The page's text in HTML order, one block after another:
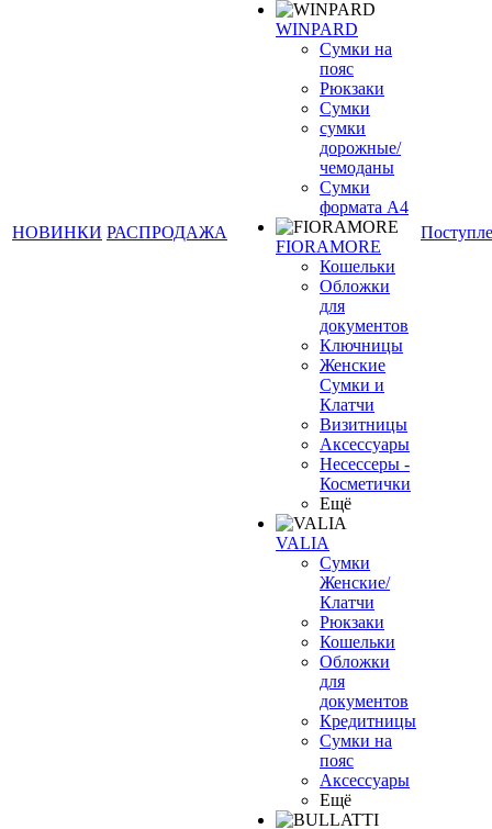
НОВИНКИ РАСПРОДАЖА
WINPARD
Сумки на
пояс
Рюкзаки
Сумки
сумки
дорожные/
чемоданы
Сумки
формата А4
FIORAMORE
Кошельки
Обложки
для
документов
Ключницы
Женские
Сумки и
Клатчи
Визитницы
Аксессуары
Несессеры -
Косметички
Ещё
VALIA
Сумки
Женские/
Клатчи
Рюкзаки
Кошельки
Обложки
для
документов
Кредитницы
Сумки на
пояс
Аксессуары
Ещё